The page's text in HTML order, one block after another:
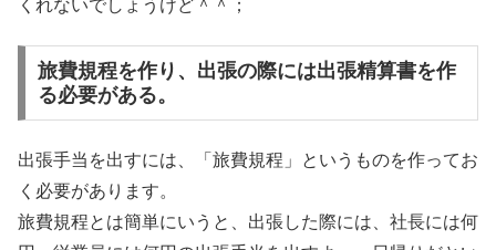
くれないでしょうけど＾＾；
旅費規程を作り、出張の際には出張精算書を作
る必要がある。
出張手当を出すには、「旅費規程」というものを作ってお
く必要があります。
旅費規程とは簡単にいうと、出張した際には、社長には何